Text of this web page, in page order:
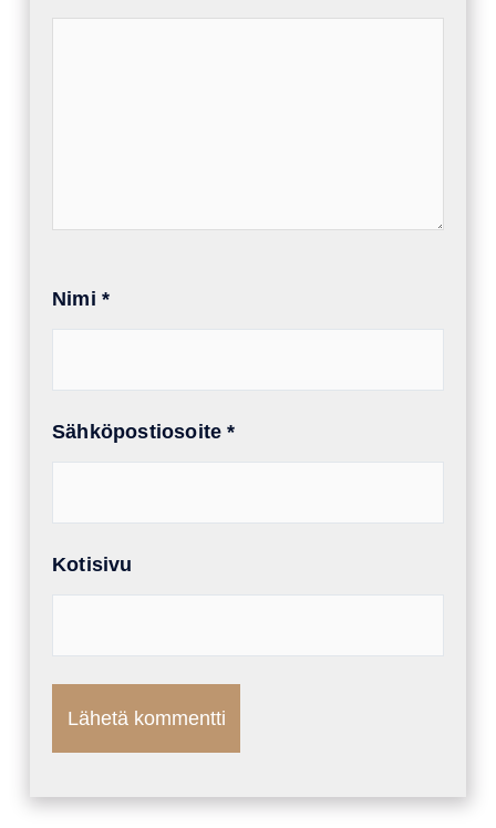
Nimi *
Sähköpostiosoite*
Kotisivu